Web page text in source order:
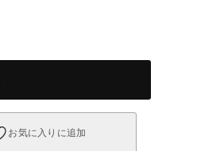
お気に入りに追加